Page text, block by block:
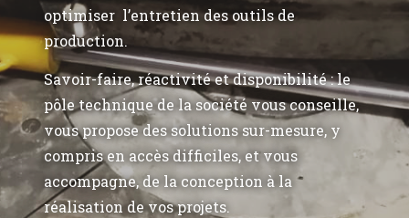
optimiser l’entretien des outils de
production.
Savoir-faire, réactivité et disponibilité : le
pôle technique de la société vous conseille,
vous propose des solutions sur-mesure, y
compris en accès difficiles, et vous
accompagne, de la conception à la
réalisation de vos projets.